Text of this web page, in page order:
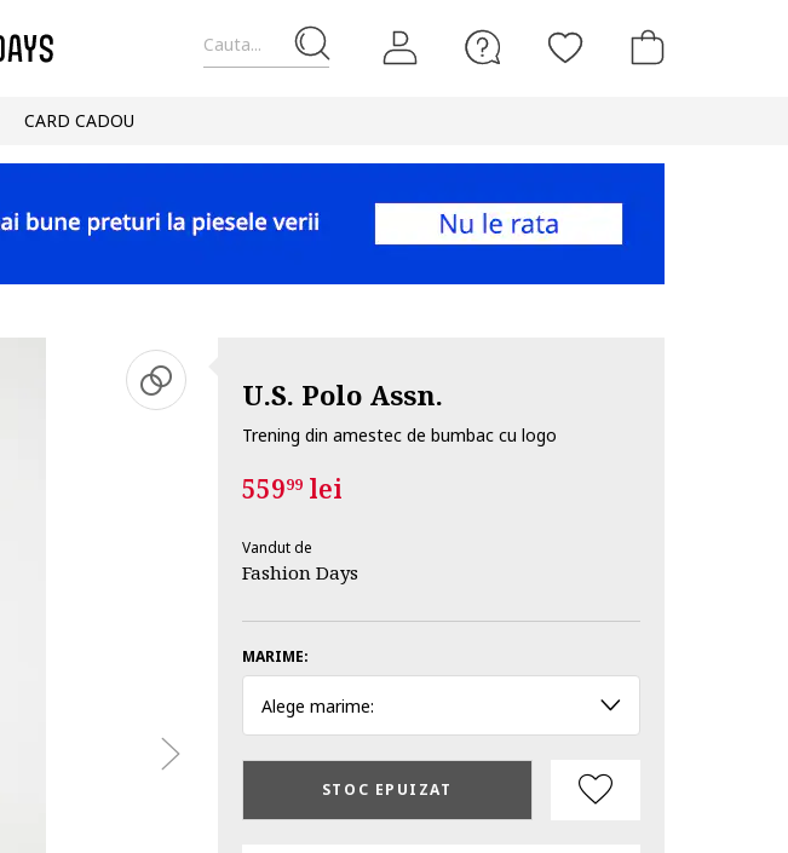
Cauta...
CARD CADOU
U.S. Polo Assn.
Trening din amestec de bumbac cu logo
55999lei
Vandut de
Fashion Days
MARIME:
Alege marime:
STOC EPUIZAT